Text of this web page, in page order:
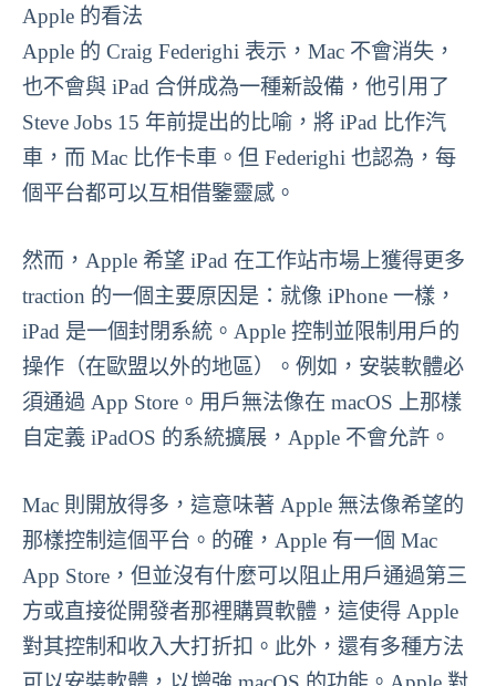
Apple 的看法
Apple 的 Craig Federighi 表示，Mac 不會消失，
也不會與 iPad 合併成為一種新設備，他引用了
Steve Jobs 15 年前提出的比喻，將 iPad 比作汽
車，而 Mac 比作卡車。但 Federighi 也認為，每
個平台都可以互相借鑒靈感。
然而，Apple 希望 iPad 在工作站市場上獲得更多
traction 的一個主要原因是：就像 iPhone 一樣，
iPad 是一個封閉系統。Apple 控制並限制用戶的
操作（在歐盟以外的地區）。例如，安裝軟體必
須通過 App Store。用戶無法像在 macOS 上那樣
自定義 iPadOS 的系統擴展，Apple 不會允許。
Mac 則開放得多，這意味著 Apple 無法像希望的
那樣控制這個平台。的確，Apple 有一個 Mac
App Store，但並沒有什麼可以阻止用戶通過第三
方或直接從開發者那裡購買軟體，這使得 Apple
對其控制和收入大打折扣。此外，還有多種方法